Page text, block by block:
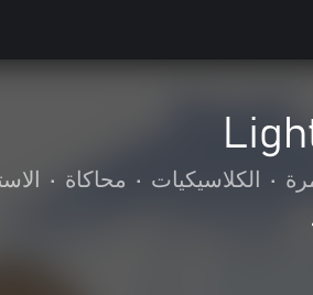
• الكلاسيكيات • محاكاة •